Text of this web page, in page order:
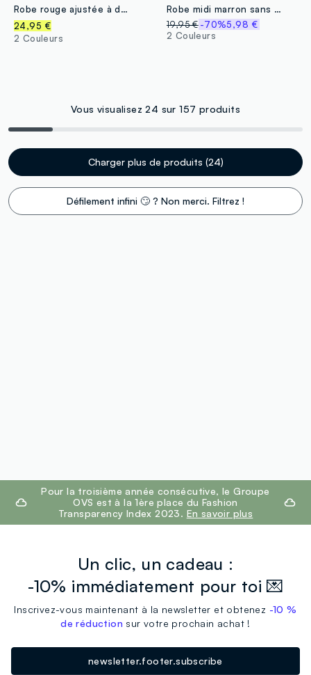
Robe rouge ajustée à détails froncés
24,95 €
2 Couleurs
Robe midi marron sans manches en tissu extensible
19,95 € -70%5,98 €
2 Couleurs
Vous visualisez 24 sur 157 produits
Charger plus de produits (24)
Défilement infini 🙄 ? Non merci. Filtrez !
footer.ariatitlePour la troisième année consécutive, le Groupe
OVS est à la 1ère place du Fashion
Transparency Index 2023. En savoir plus
Un clic, un cadeau :
-10% immédiatement pour toi 💌
Inscrivez-vous maintenant à la newsletter et obtenez -10 %
de réduction sur votre prochain achat !
newsletter.footer.subscribe